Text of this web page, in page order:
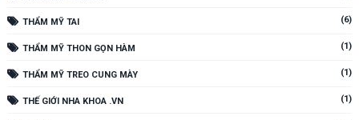
THẨM MỸ TAI (6)
THẨM MỸ THON GỌN HÀM (1)
THẨM MỸ TREO CUNG MÀY (1)
THẾ GIỚI NHA KHOA .VN (1)